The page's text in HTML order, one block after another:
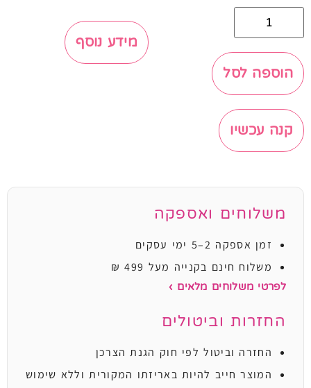
הוספה לסל
קנה עכשיו
מידע נוסף
משלוחים ואספקה
זמן אספקה 2–5 ימי עסקים
משלוח חינם בקנייה מעל 499 ₪
לפרטי משלוחים מלאים ›
החזרות וביטולים
החזרה וביטול לפי חוק הגנת הצרכן
המוצר חייב להיות באריזתו המקורית וללא שימוש